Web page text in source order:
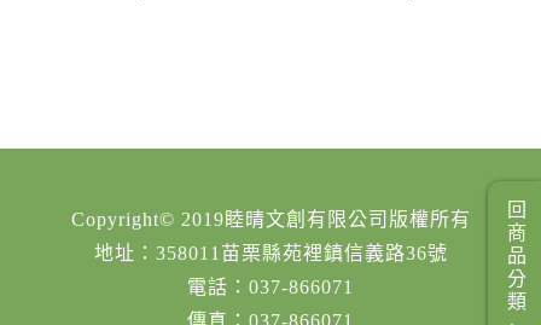
Copyright© 2019睦晴文創有限公司版權所有
地址：358011苗栗縣苑裡鎮信義路36號
電話：037-866071
傳真：037-866071
回商品分類